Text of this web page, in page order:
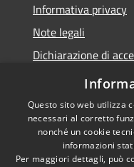
Informativa privacy
Note legali
Dichiarazione di
Obiettivi di
Questo sito web utilizza
necessari al corretto
nonché un cookie
informazioni
Per maggiori dettagli, può